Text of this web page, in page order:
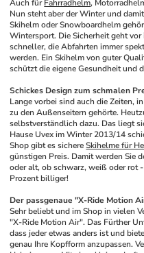
Auch für Fahrradhelm,
Nun steht aber der Winter und
Skihelm oder Snowboardhelm
Wintersport. Die Sicherheit geht
schneller, die Abfahrten immer
werden. Ein Skihelm von guter
schützt die eigene Gesundheit und
Schickes Design zum schmalen
Lange vorbei sind auch die Zeiten,
zu den Außenseitern gehörte.
selbstverständlich dazu. Das liegt
Hause Uvex im Winter 2013/14
Shop gibt es sichere Skihelme für
günstigen Preis. Damit werden Sie
oder alt, ob schwarz, weiß oder rot
Prozent billiger!
Der passgenaue "X-Ride Motion
Sehr beliebt und im Shop in vielen
"X-Ride Motion Air". Das Fürther
dass jeder etwas anders ist und
genau Ihre Kopfform anzupassen.